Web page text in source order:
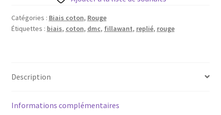
Livraison
-
rouge
Catégories : Biais coton, Rouge
Étiquettes : biais, coton, dmc, fillawant, replié, rouge
Description
Informations complémentaires